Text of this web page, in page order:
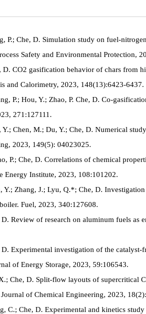
P.; Che, D. Simulation study on fuel-
Safety and Environmental Protection,
D. CO2 gasification behavior of chars from
and Calorimetry, 2023, 148(13):6423-6437.
P.; Hou, Y.; Zhao, P. Che, D. Co-
271:127111.
Chen, M.; Du, Y.; Che, D. Numerical
2023, 149(5): 04023025.
P.; Che, D. Correlations of chemical
Energy Institute, 2023, 108:101202.
Y.; Zhang, J.; Lyu, Q.*; Che, D.
Fuel, 2023, 340:127608.
Review of research on aluminum fuels as
Experimental investigation of the
of Energy Storage, 2023, 59:106543.
Che, D. Split-flow layouts of supercritical
of Chemical Engineering, 2023,
C.; Che, D. Experimental and kinetics